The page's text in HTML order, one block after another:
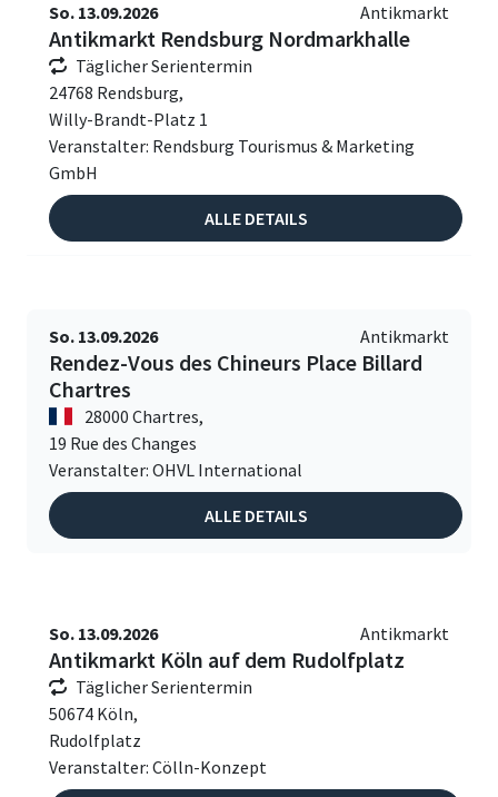
So. 13.09.2026 Antikmarkt
Antikmarkt Rendsburg Nordmarkhalle
Täglicher Serientermin
24768 Rendsburg,
Willy-Brandt-Platz 1
Veranstalter: Rendsburg Tourismus & Marketing
GmbH
ALLE DETAILS
So. 13.09.2026 Antikmarkt
Rendez-Vous des Chineurs Place Billard
Chartres
28000 Chartres,
19 Rue des Changes
Veranstalter: OHVL International
ALLE DETAILS
So. 13.09.2026 Antikmarkt
Antikmarkt Köln auf dem Rudolfplatz
Täglicher Serientermin
50674 Köln,
Rudolfplatz
Veranstalter: Cölln-Konzept